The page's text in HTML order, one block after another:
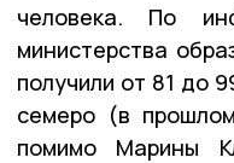
человека. По
министерства
получили от 81 до
семеро (в
помимо Марины